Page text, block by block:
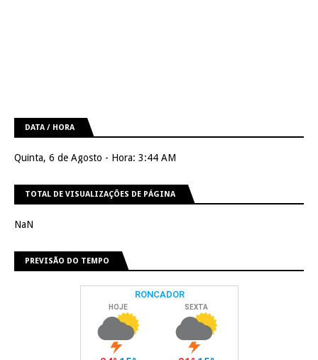
DATA / HORA
Quinta, 6 de Agosto - Hora: 3:44 AM
TOTAL DE VISUALIZAÇÕES DE PÁGINA
NaN
PREVISÃO DO TEMPO